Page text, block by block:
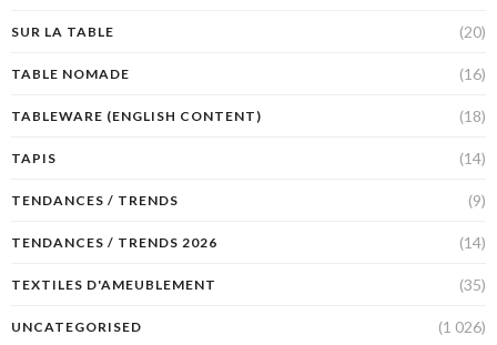
SUR LA TABLE (20)
TABLE NOMADE (16)
TABLEWARE (ENGLISH CONTENT) (18)
TAPIS (14)
TENDANCES / TRENDS (9)
TENDANCES / TRENDS 2026 (14)
TEXTILES D'AMEUBLEMENT (35)
UNCATEGORISED (1 026)